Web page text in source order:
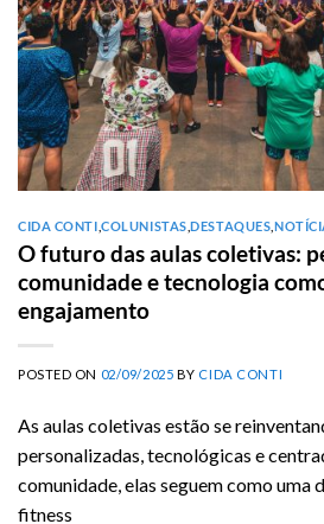
CIDA CONTI ,COLUNISTAS ,DESTAQUES
O futuro das aulas coletivas:
comunidade e tecnologia
engajamento
POSTED ON 02/09/2025 BY CIDA CONTI
As aulas coletivas estão se
personalizadas, tecnológicas e
comunidade, elas seguem como uma
fitness